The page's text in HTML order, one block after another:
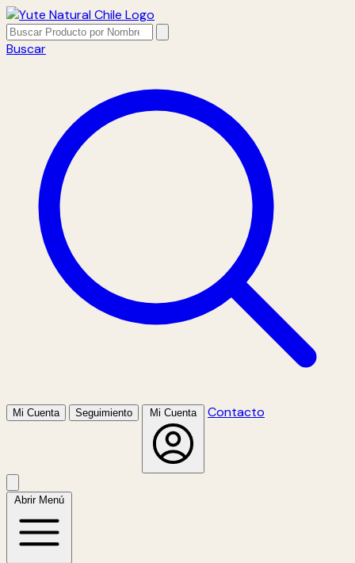
Buscar
Mi Cuenta Seguimiento Mi Cuenta Contacto
Abrir Menú